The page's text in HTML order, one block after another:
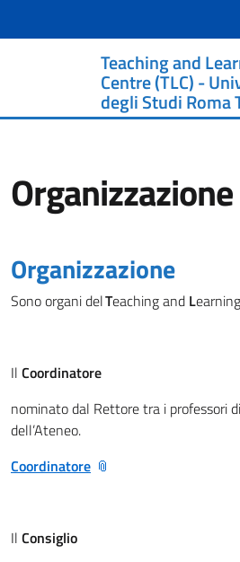
Teaching and
Centre (TLC) -
degli Studi Roma
Organizzazione
Organizzazione
SonoorganidelTeachingand Learning
Il Coordinatore
nominato dal Rettore tra i professori
dell’Ateneo.
Coordinatore
Il Consiglio